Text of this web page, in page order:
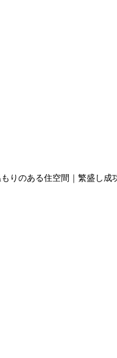
りのある住空間｜繁盛し